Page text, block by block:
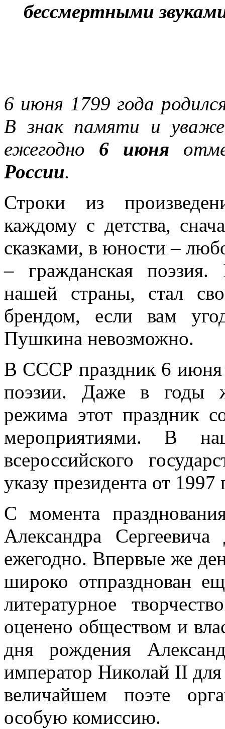
бессмертными
6 июня 1799 года
В знак памяти и
ежегодно 6 июня
России.
Строки из
каждому с детства,
сказками, в юности –
– гражданская
нашей страны, стал
брендом, если вам
Пушкина невозможно.
В СССР праздник 6
поэзии. Даже в годы
режима этот праздник
мероприятиями. В
всероссийского
указу президента от 1997
С момента
Александра
ежегодно. Впервые же
широко отпразднован
литературное
оценено обществом и
дня рождения
император Николай II
величайшем поэте
особую комиссию.